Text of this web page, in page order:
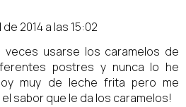
2014 a las 15:02
veces usarse los caramelos de
postres y nunca lo he
muy de leche frita pero me
sabor que le da los caramelos!